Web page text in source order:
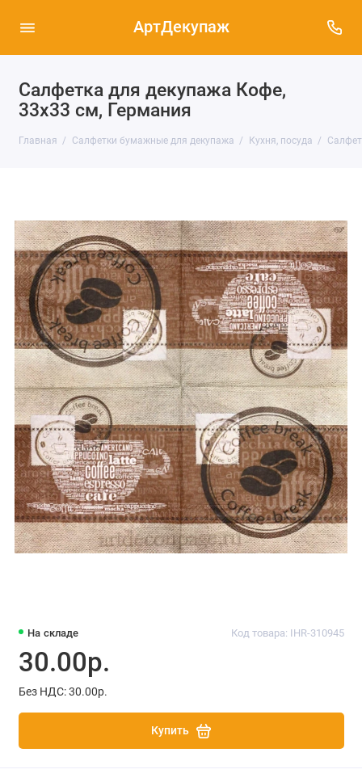
АртДекупаж
Салфетка для декупажа Кофе,
33х33 см, Германия
Главная Салфетки бумажные для декупажа Кухня, посуда
На складе Код товара: IHR-310945
30.00р.
Без НДС: 30.00р.
Купить